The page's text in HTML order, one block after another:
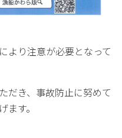
より注意が必要となって
だき、事故防止に努めて
ます。